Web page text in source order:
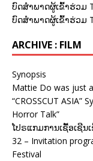
ບົດສຳພາດຜູ້ເຂົ້າຮ່ວມ
ບົດສຳພາດຜູ້ເຂົ້າຮ່ວມ
ARCHIVE : FILM
Synopsis
Mattie Do was just
“CROSSCUT ASIA”
Horror Talk”
ໂປຣແກມການເຊື້ອເຊີນ
32 – Invitation
Festival